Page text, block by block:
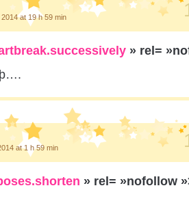
at 19 h 59 min
» rel=
at 1 h 59 min
» rel= »nofollow